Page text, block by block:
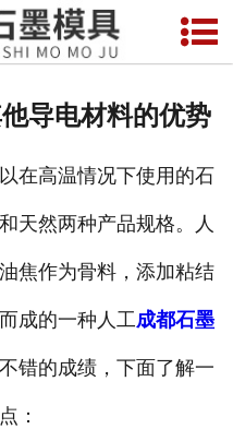
网站首页
联系我们
导电材料的优势
在高温情况下使用的石
天然两种产品规格。人
焦作为骨料，添加粘结
成的一种人工成都石墨
错的成绩，下面了解一
：